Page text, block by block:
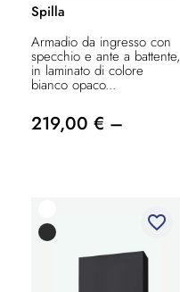
Spilla
Armadio da ingresso con
specchio e ante a battente,
in laminato di colore
bianco opaco...
219,00 € –
favorite_border